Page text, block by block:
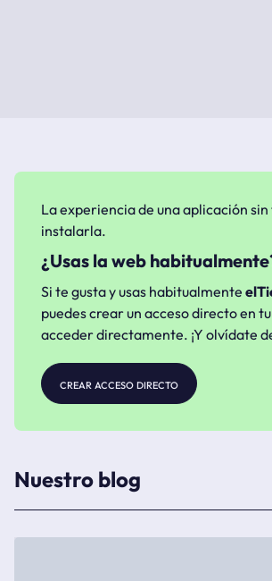
La experiencia de una aplicación
instalarla.
¿Usas la web
Si te gusta y usas habitualmente
puedes crear un acceso directo en
acceder directamente. ¡Y olvídate
crear acceso directo
Nuestro blog